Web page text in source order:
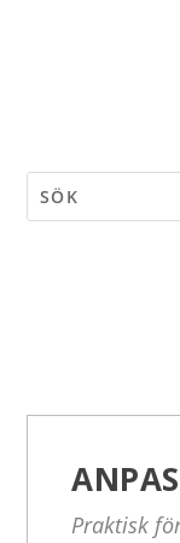
Praktisk